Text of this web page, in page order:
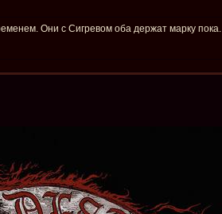
Они с Сигревом оба держат марку пока.